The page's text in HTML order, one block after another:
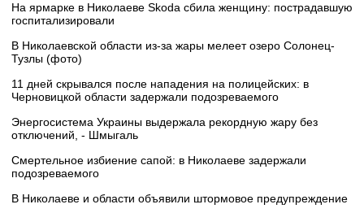
На ярмарке в Николаеве Skoda сбила женщину: пострадавшую
госпитализировали
В Николаевской области из-за жары мелеет озеро Солонец-
Тузлы (фото)
11 дней скрывался после нападения на полицейских: в
Черновицкой области задержали подозреваемого
Энергосистема Украины выдержала рекордную жару без
отключений, - Шмыгаль
Смертельное избиение сапой: в Николаеве задержали
подозреваемого
В Николаеве и области объявили штормовое предупреждение